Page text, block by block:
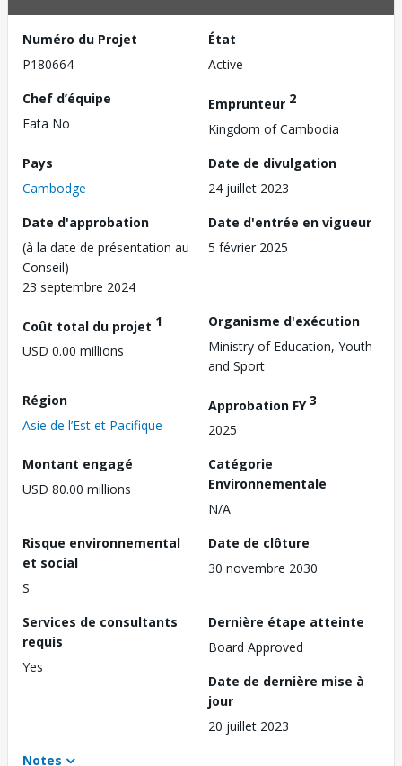
Numéro du Projet
P180664
État
Active
Chef d’équipe
Fata No
Emprunteur 2
Kingdom of Cambodia
Pays
Cambodge
Date de divulgation
24 juillet 2023
Date d'approbation
(à la date de présentation au
Conseil)
23 septembre 2024
Date d'entrée en vigueur
5 février 2025
Coût total du projet 1
USD 0.00 millions
Organisme d'exécution
Ministry of Education, Youth
and Sport
Région
Asie de l’Est et Pacifique
Approbation FY3
2025
Montant engagé
USD 80.00 millions
Catégorie
Environnementale
N/A
Risque environnemental
et social
S
Date de clôture
30 novembre 2030
Services de consultants
requis
Yes
Dernière étape atteinte
Board Approved
Date de dernière mise à
jour
20 juillet 2023
Notes